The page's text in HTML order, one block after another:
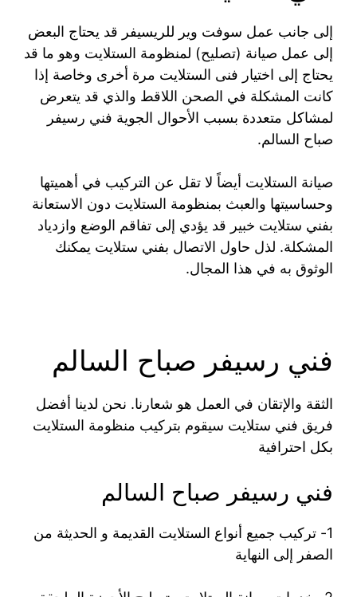
إلى جانب عمل سوفت وير للريسيفر قد يحتاج البعض
إلى عمل صيانة (تصليح) لمنظومة الستلايت وهو ما قد
يحتاج إلى اختيار فنى الستلايت مرة أخرى وخاصة إذا
كانت المشكلة في الصحن اللاقط والذي قد يتعرض
لمشاكل متعددة بسبب الأحوال الجوية فني رسيفر
صباح السالم.
صيانة الستلايت أيضاً لا تقل عن التركيب في أهميتها
وحساسيتها والعبث بمنظومة الستلايت دون الاستعانة
بفني ستلايت خبير قد يؤدي إلى تفاقم الوضع وازدياد
المشكلة. لذل حاول الاتصال بفني ستلايت يمكنك
الوثوق به في هذا المجال.
فني رسيفر صباح السالم
الثقة والإتقان في العمل هو شعارنا. نحن لدينا أفضل
فريق فني ستلايت سيقوم بتركيب منظومة الستلايت
بكل احترافية
فني رسيفر صباح السالم
1- تركيب جميع أنواع الستلايت القديمة و الحديثة من
الصفر إلى النهاية